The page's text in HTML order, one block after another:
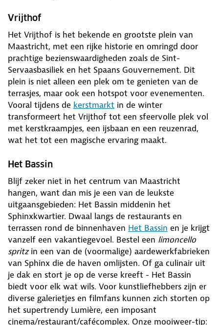
Vrijthof
Het Vrijthof is het bekende en grootste plein van
Maastricht, met een rijke historie en omringd door
prachtige bezienswaardigheden zoals de Sint-
Servaasbasiliek en het Spaans Gouvernement. Dit
plein is niet alleen een plek om te genieten van de
terrasjes, maar ook een hotspot voor evenementen.
Vooral tijdens de kerstmarkt in de winter
transformeert het Vrijthof tot een sfeervolle plek vol
met kerstkraampjes, een ijsbaan en een reuzenrad,
wat het tot een magische ervaring maakt.
Het Bassin
Blijf zeker niet in het centrum van Maastricht
hangen, want dan mis je een van de leukste
uitgaansgebieden: Het Bassin middenin het
Sphinxkwartier. Dwaal langs de restaurants en
terrassen rond de binnenhaven Het Bassin en je krijgt
vanzelf een vakantiegevoel. Bestel een limoncello
spritzin een van de (voormalige) aardewerkfabrieken
van Sphinx die de haven omlijsten. Of ga culinair uit
je dak en stort je op de verse kreeft - Het Bassin
biedt voor elk wat wils. Voor kunstliefhebbers zijn er
diverse galerietjes en filmfans kunnen zich storten op
het supertrendy Lumière, een imposant
cinema/restaurant/cafécomplex. Onze mooiweer-tip: